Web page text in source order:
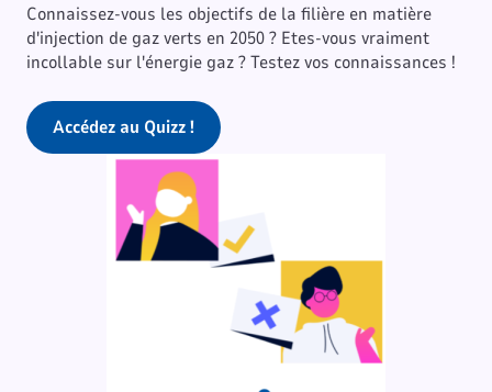
Connaissez-vous les objectifs de la filière en matière
d'injection de gaz verts en 2050 ? Etes-vous vraiment
incollable sur l'énergie gaz ? Testez vos connaissances !
Accédez au Quizz !